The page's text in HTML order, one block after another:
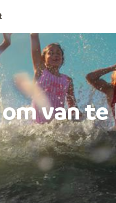
van te